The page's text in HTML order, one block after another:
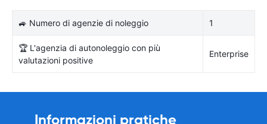
🚙 Numero di agenzie di noleggio 1
🏆 L'agenzia di autonoleggio con più
valutazioni positive
Enterprise
Informazioni pratiche